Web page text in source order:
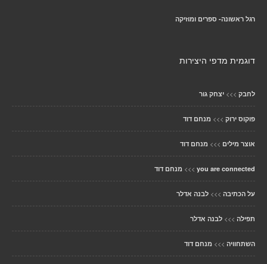
רגל ראשונה- ספרים ומוזיקה
דוגמית מדפי היצירות
לחבק >>> יצחק גור
פוקוס ירוק >>> מנחם דוד
אוצר מילים >>> מנחם דוד
you are connected
>>> מנחם דוד
על הכתיבה >>> לבנה אדלר
תפילה >>> לבנה אדלר
השתחוויה >>> מנחם דוד